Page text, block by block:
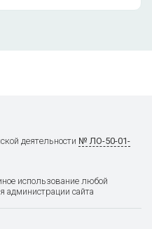
куриного
деятельности № ЛО-50-01-
использование любой
администрации сайта